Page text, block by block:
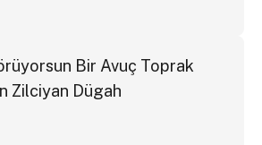
Bir Avuç Toprak
Zilciyan Dügah